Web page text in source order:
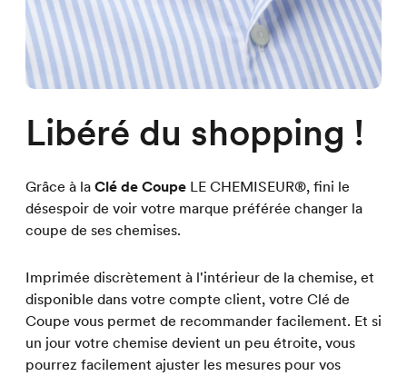
Libéré du shopping !
Grâce à la Clé de Coupe LE CHEMISEUR®, fini le
désespoir de voir votre marque préférée changer la
coupe de ses chemises.
Imprimée discrètement à l'intérieur de la chemise, et
disponible dans votre compte client, votre Clé de
Coupe vous permet de recommander facilement. Et si
un jour votre chemise devient un peu étroite, vous
pourrez facilement ajuster les mesures pour vos